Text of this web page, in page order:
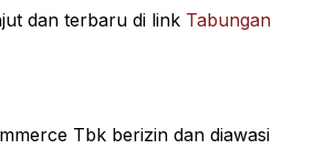
dan terbaru di link Tabungan
Tbk berizin dan diawasi